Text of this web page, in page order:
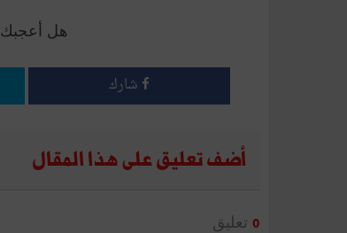
هل أعجبك
شارك
أضف تعليق على هذا المقال
0 تعليق